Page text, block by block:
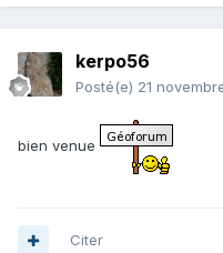
kerpo56
Posté(e) 21
bien venue
Citer